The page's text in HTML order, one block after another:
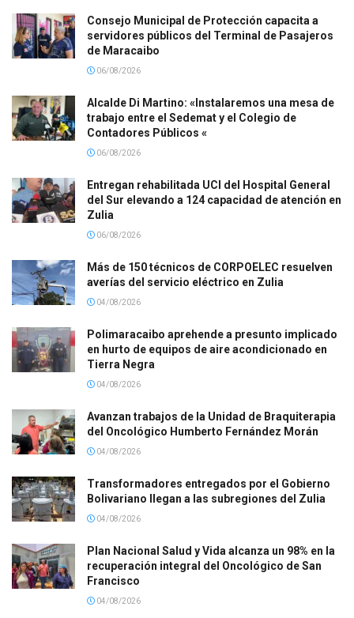
Consejo Municipal de Protección capacita a
servidores públicos del Terminal de Pasajeros
de Maracaibo
06/08/2026
Alcalde Di Martino: «Instalaremos una mesa de
trabajo entre el Sedemat y el Colegio de
Contadores Públicos «
06/08/2026
Entregan rehabilitada UCI del Hospital General
del Sur elevando a 124 capacidad de atención en
Zulia
06/08/2026
Más de 150 técnicos de CORPOELEC resuelven
averías del servicio eléctrico en Zulia
04/08/2026
Polimaracaibo aprehende a presunto implicado
en hurto de equipos de aire acondicionado en
Tierra Negra
04/08/2026
Avanzan trabajos de la Unidad de Braquiterapia
del Oncológico Humberto Fernández Morán
04/08/2026
Transformadores entregados por el Gobierno
Bolivariano llegan a las subregiones del Zulia
04/08/2026
Plan Nacional Salud y Vida alcanza un 98% en la
recuperación integral del Oncológico de San
Francisco
04/08/2026